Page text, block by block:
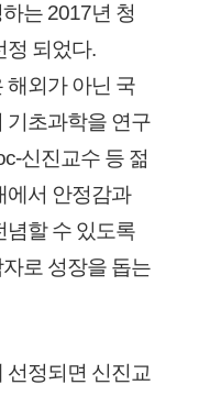
는 2017년 청
정 되었다.
해외가 아닌 국
기초과학을 연구
신진교수 등 젊
에서 안정감과
념할 수 있도록
로 성장을 돕는
선정되면 신진교